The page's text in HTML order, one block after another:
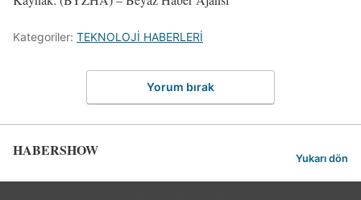
Kategoriler: TEKNOLOJİ HABERLERİ
Yorum bırak
HABERSHOW Yukarı dön